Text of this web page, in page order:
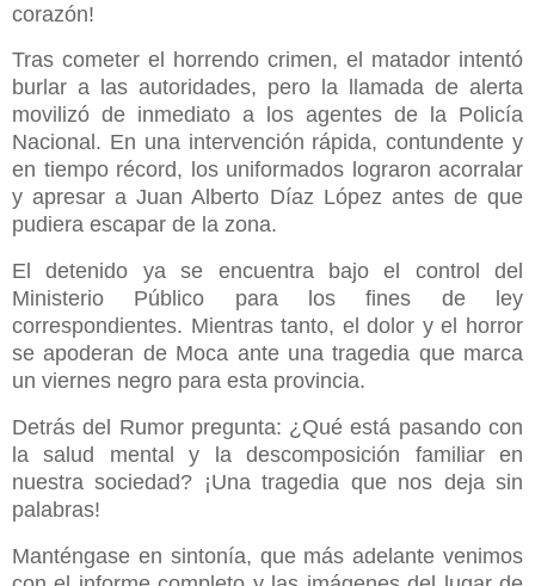
corazón!
Tras cometer el horrendo crimen, el matador intentó
burlar a las autoridades, pero la llamada de alerta
movilizó de inmediato a los agentes de la Policía
Nacional. En una intervención rápida, contundente y
en tiempo récord, los uniformados lograron acorralar
y apresar a Juan Alberto Díaz López antes de que
pudiera escapar de la zona.
El detenido ya se encuentra bajo el control del
Ministerio Público para los fines de ley
correspondientes. Mientras tanto, el dolor y el horror
se apoderan de Moca ante una tragedia que marca
un viernes negro para esta provincia.
Detrás del Rumor pregunta: ¿Qué está pasando con
la salud mental y la descomposición familiar en
nuestra sociedad? ¡Una tragedia que nos deja sin
palabras!
Manténgase en sintonía, que más adelante venimos